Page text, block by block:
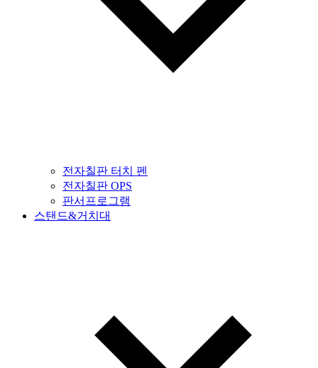
전자칠판 터치 펜
전자칠판 OPS
판서프로그램
스탠드&거치대